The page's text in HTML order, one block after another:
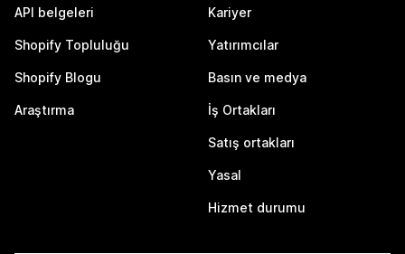
API belgeleri
Shopify Topluluğu
Shopify Blogu
Araştırma
Kariyer
Yatırımcılar
Basın ve medya
İş Ortakları
Satış ortakları
Yasal
Hizmet durumu